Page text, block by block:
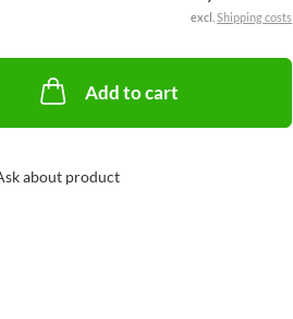
excl. Shipping costs
Add to cart
about product